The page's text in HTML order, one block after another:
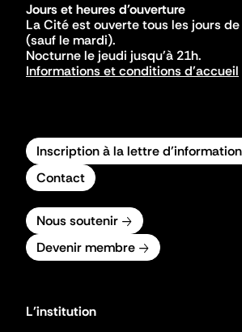
Jours et heures d'ouverture
La Cité est ouverte tous les jours de
(sauf le mardi).
Nocturne le jeudi jusqu'à 21h.
Informations et conditions d'accueil
Inscription à la lettre d'information
Contact
Nous soutenir
Devenir membre
L'institution